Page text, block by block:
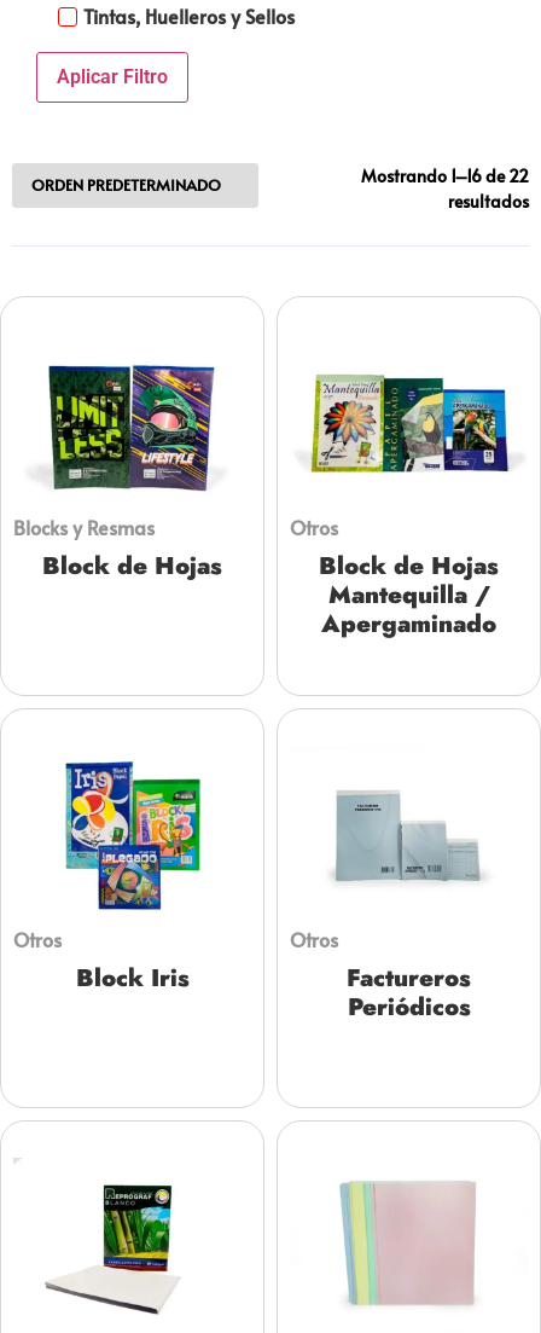
Tintas, Huelleros y Sellos
Aplicar Filtro
Mostrando 1–16 de 22
resultados
Blocks y Resmas
Block de Hojas
Otros
Block de Hojas
Mantequilla /
Apergaminado
Otros
Block Iris
Otros
Factureros
Periódicos